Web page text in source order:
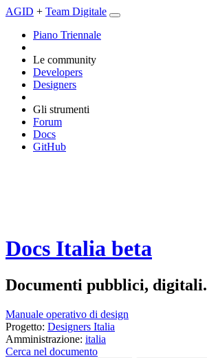
AGID + Team Digitale
Piano Triennale
Le community
Developers
Designers
Gli strumenti
Forum
Docs
GitHub
Docs Italia beta
Documenti pubblici, digitali.
Manuale operativo di design
Progetto: Designers Italia
Amministrazione: italia
Cerca nel documento